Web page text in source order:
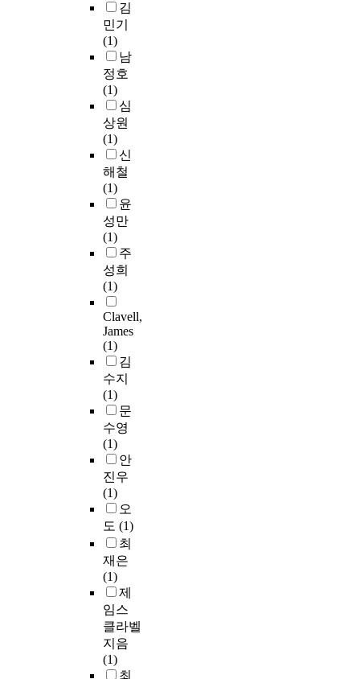
김
민기
(1)
남
정호
(1)
심
상원
(1)
신
해철
(1)
윤
성만
(1)
주
성희
(1)
Clavell,
James
(1)
김
수지
(1)
문
수영
(1)
안
진우
(1)
오
도 (1)
최
재은
(1)
제
임스
클라벨
지음
(1)
최